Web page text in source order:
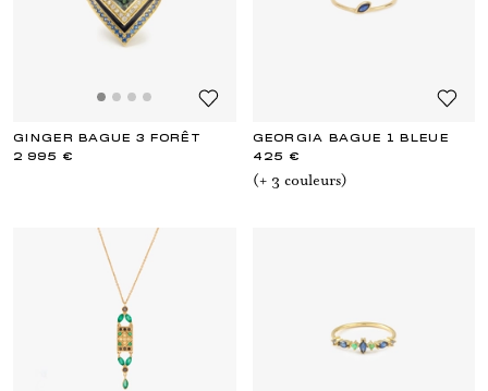
GINGER BAGUE 3 FORÊT
2 995 €
GEORGIA BAGUE 1 BLEUE
425 €
(+ 3 couleurs)